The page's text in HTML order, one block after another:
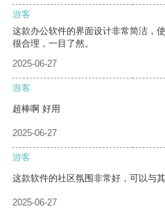
游客
这款办公软件的界面设计非常简洁，
很合理，一目了然。
2025-06-27
游客
超棒啊 好用
2025-06-27
游客
这款软件的社区氛围非常好，可以与
2025-06-27